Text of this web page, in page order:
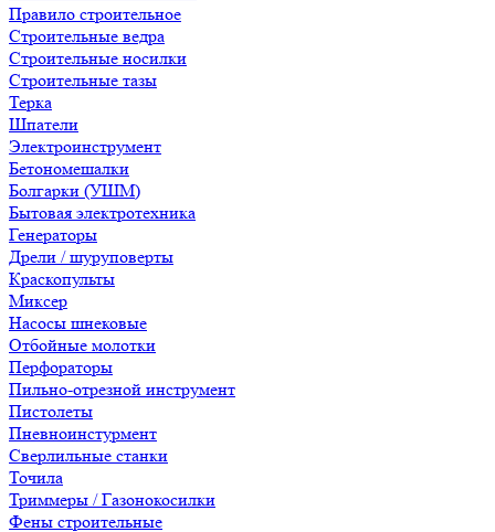
Правило строительное
Строительные ведра
Строительные носилки
Строительные тазы
Терка
Шпатели
Электроинструмент
Бетономешалки
Болгарки (УШМ)
Бытовая электротехника
Генераторы
Дрели / шуруповерты
Краскопульты
Миксер
Насосы шнековые
Отбойные молотки
Перфораторы
Пильно-отрезной инструмент
Пистолеты
Пневноинстурмент
Сверлильные станки
Точила
Триммеры / Газонокосилки
Фены строительные